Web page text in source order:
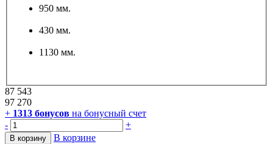
950 мм.
430 мм.
1130 мм.
87 543
97 270
+ 1313 бонусов на бонусный счет
-
+
В корзину
В корзине